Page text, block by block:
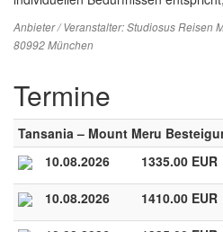
Anbieter / Veranstalter:Studiosus Reisen
80992 München
Termine
Tansania – Mount Meru
10.08.2026
1335.00 EUR
10.08.2026 1410.00 EUR